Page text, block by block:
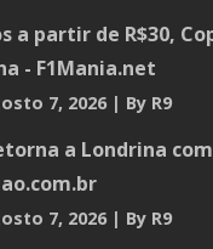
a partir de R$30,
- F1Mania.net
7, 2026 By R9
a Londrina
7, 2026 By R9